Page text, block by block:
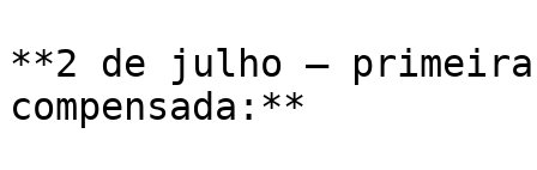
**2 de julho — primeira
compensada:**